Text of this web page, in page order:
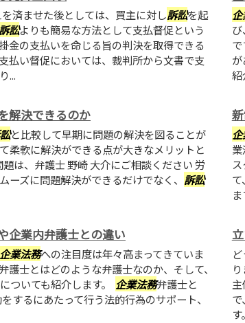
済ませた後としては、買主に対し訴訟を起
訴訟よりも簡易な方法として支払督促という
金の支払いを命じる旨の判決を取得できる
払い督促においては、裁判所から文書で支
...
で
が
紹
解決できるのか
と比較して早期に問題の解決を図ることが
柔軟に解決ができる点が大きなメリットと
は、弁護士 野崎 大介にご相談ください 労
ーズに問題解決ができるだけでなく、 訴訟
企業内弁護士との違い
企業法務への注目度は年々高まってきていま
護士とはどのような弁護士なのか、そして、
ついても紹介します。 企業法務弁護士と
するにあたって行う法的行為のサポート、